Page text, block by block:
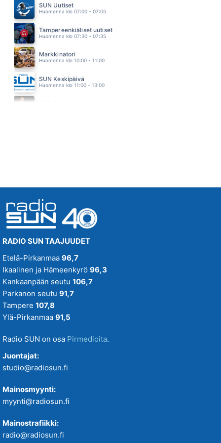
SINÄ MINUSSA
ANTTI RAISKI
SUN Uutiset
Huomenna klo 07:00 - 07:05
Tampereenkiäliset uutiset
Huomenna klo 07:30 - 07:35
Markkinatori
Huomenna klo 10:00 - 11:00
SUN Keskipäivä
Huomenna klo 11:00 - 13:00
RADIO SUN TAAJUUDET
Etelä-Pirkanmaa 96,7
Ikaalinen ja Hämeenkyrö 96,3
Kankaanpään seutu 106,7
Parkanon seutu 91,7
Tampere 107,8
Ylä-Pirkanmaa 91,5
Radio SUN on osa Pirmedioita.
Juontajat:
studio@radiosun.fi
Mainosmyynti:
myynti@radiosun.fi
Mainostrafiikki:
radio@radiosun.fi